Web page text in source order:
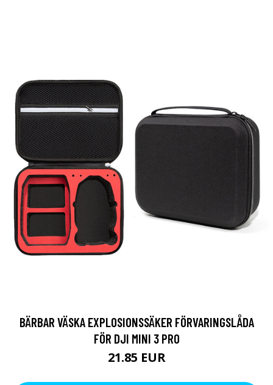
BÄRBAR VÄSKA EXPLOSIONSSÄKER FÖRVARINGSLÅDA
FÖR DJI MINI 3 PRO
21.85 EUR